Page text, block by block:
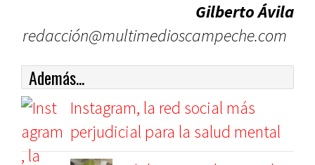
Gilberto Ávila
redacción@multimedioscampeche.com
Además...
Instagram, la red social más
perjudicial para la salud mental